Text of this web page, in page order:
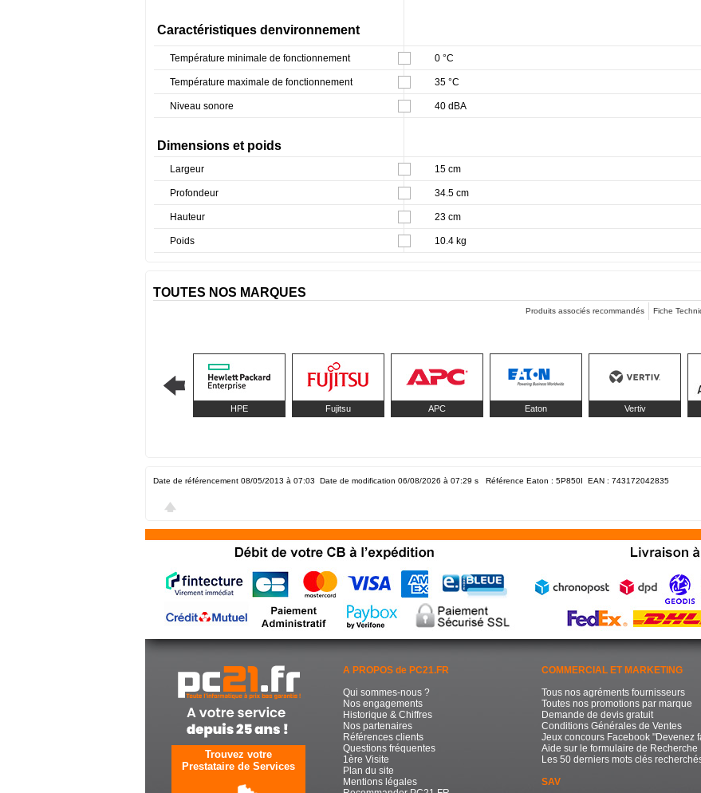
Caractéristiques denvironnement
Température minimale de fonctionnement 0 °C
Température maximale de fonctionnement 35 °C
Niveau sonore 40 dBA
Dimensions et poids
Largeur 15 cm
Profondeur 34.5 cm
Hauteur 23 cm
Poids 10.4 kg
TOUTES NOS MARQUES
Produits associés recommandés Fiche
HPE Fujitsu APC Eaton Vertiv
Date de référencement 08/05/2013 à 07:03 Date de modification 06/08/2026 à 07:29 s Référence Eaton : 5P850I EAN : 743172042835
Trouvez votre
Prestataire de Services
A PROPOS de PC21.FR
Qui sommes-nous ?
Nos engagements
Historique & Chiffres
Nos partenaires
Références clients
Questions fréquentes
1ère Visite
Plan du site
Mentions légales
COMMERCIAL ET MARKETING
Tous nos agréments fournisseurs
Toutes nos promotions par marque
Demande de devis gratuit
Conditions Générales de Ventes
Jeux concours Facebook "Devenez
Aide sur le formulaire de Recherche
Les 50 derniers mots clés
SAV